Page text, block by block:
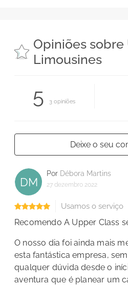
Opiniões sobre
Limousines
5 3 opiniões
Deixe o seu
DM
Por Débora Martins
27 dezembro 2022
Usamos o serviço
Recomendo A Upper Class
O nosso dia foi ainda mais
esta fantástica empresa,
qualquer dúvida desde o
aventura que é planear um